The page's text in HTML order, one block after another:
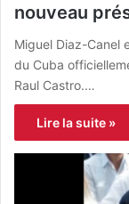
nouveau
Miguel Diaz-Canel
du Cuba
Raul Castro.…
Lire la suite »